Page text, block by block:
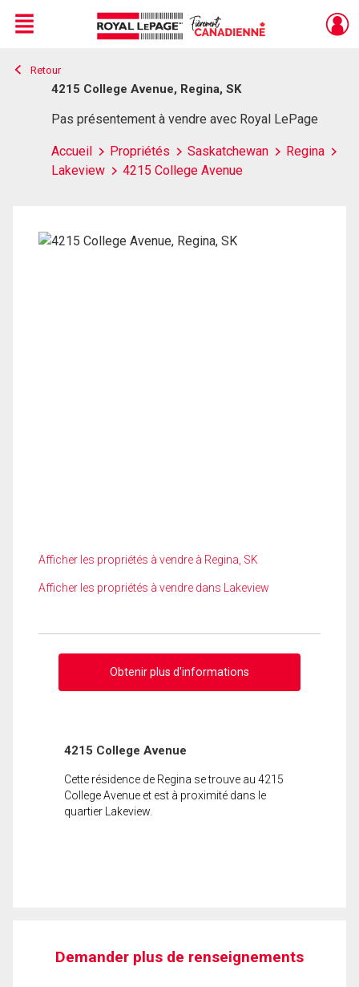
Live
En Direct
Menu
Retour
4215 College Avenue, Regina, SK
Pas présentement à vendre avec Royal LePage
Accueil Propriétés Saskatchewan
Regina
Lakeview
4215 College Avenue
Afficher les propriétés à vendre à Regina, SK
Afficher les propriétés à vendre dans Lakeview
Obtenir plus d'informations
4215 College Avenue
Cette résidence de Regina se trouve au 4215
College Avenue et est à proximité dans le
quartier Lakeview.
Demander plus de renseignements